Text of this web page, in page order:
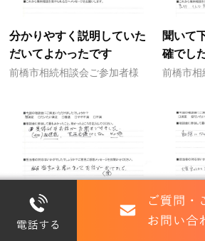
分かりやすく説明していた
だいてよかったです
前橋市相続相談会ご参加者様
聞いて
確でし
前橋市相
具体的なお話がお聞きでき
勉強に